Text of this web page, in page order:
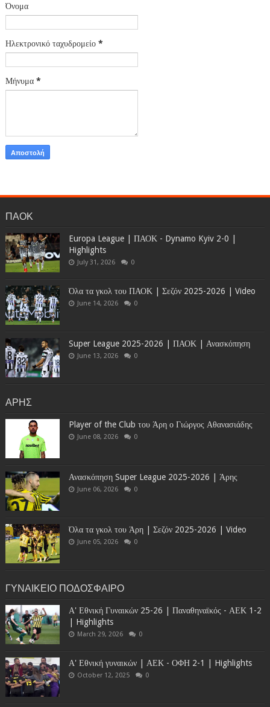
Όνομα
Ηλεκτρονικό ταχυδρομείο *
Μήνυμα *
ΠΑΟΚ
Europa League | ΠΑΟΚ - Dynamo Kyiv 2-0 |
Highlights
July 31, 2026 0
Όλα τα γκολ του ΠΑΟΚ | Σεζόν 2025-2026 | Video
June 14, 2026 0
Super League 2025-2026 | ΠΑΟΚ | Ανασκόπηση
June 13, 2026 0
ΑΡΗΣ
Player of the Club του Άρη ο Γιώργος Αθανασιάδης
June 08, 2026 0
Ανασκόπηση Super League 2025-2026 | Άρης
June 06, 2026 0
Όλα τα γκολ του Άρη | Σεζόν 2025-2026 | Video
June 05, 2026 0
ΓΥΝΑΙΚΕΙΟ ΠΟΔΟΣΦΑΙΡΟ
Α' Εθνική Γυναικών 25-26 | Παναθηναϊκός - ΑΕΚ 1-2
| Highlights
March 29, 2026 0
Α' Εθνική γυναικών | ΑΕΚ - ΟΦΗ 2-1 | Highlights
October 12, 2025 0